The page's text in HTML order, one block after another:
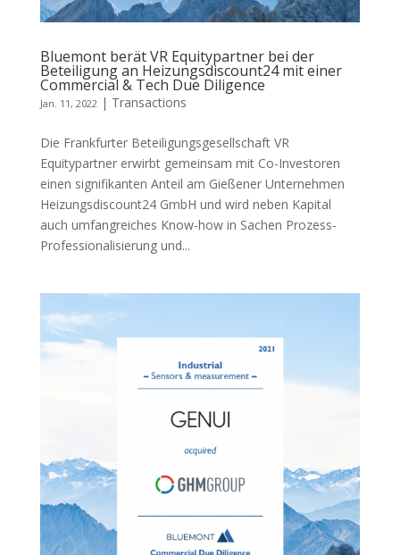
Bluemont berät VR Equitypartner bei der
Beteiligung an Heizungsdiscount24 mit einer
Commercial & Tech Due Diligence
Jan. 11, 2022 | Transactions
Die Frankfurter Beteiligungsgesellschaft VR
Equitypartner erwirbt gemeinsam mit Co-Investoren
einen signifikanten Anteil am Gießener Unternehmen
Heizungsdiscount24 GmbH und wird neben Kapital
auch umfangreiches Know-how in Sachen Prozess-
Professionalisierung und...